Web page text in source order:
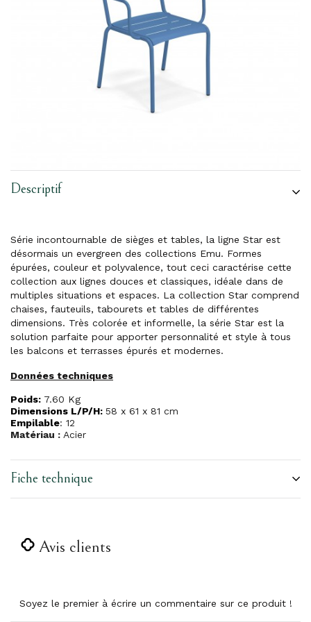
Descriptif
Série incontournable de sièges et tables, la ligne Star est
désormais un evergreen des collections Emu. Formes
épurées, couleur et polyvalence, tout ceci caractérise cette
collection aux lignes douces et classiques, idéale dans de
multiples situations et espaces. La collection Star comprend
chaises, fauteuils, tabourets et tables de différentes
dimensions. Très colorée et informelle, la série Star est la
solution parfaite pour apporter personnalité et style à tous
les balcons et terrasses épurés et modernes.
Données techniques
Poids: 7.60 Kg
Dimensions L/P/H: 58 x 61 x 81 cm
Empilable: 12
Matériau : Acier
Fiche technique
Avis clients
Soyez le premier à écrire un commentaire sur ce produit !